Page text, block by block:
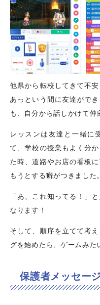
コラム・読み物
他県から転校してきて不
あっという間に友達がで
も、自分から話しかけて仲
レッスンは友達と一緒に
て、学校の授業もよく分
た時、道路やお店の看板
もうとする癖がつきました。
「あ、これ知ってる！」
なります！
そして、順序を立てて考
グを始めたら、ゲームみた
保護者メッセー